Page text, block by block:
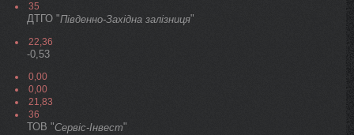
35
ДТГО "Південно-Західна залізниця"
22,36
-0,53
0,00
0,00
21,83
36
ТОВ "Сервіс-Інвест"